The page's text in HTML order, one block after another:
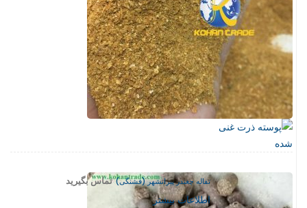
مختلفی
می
باشد.
گزینه
ها
ممکن
است
در
انتخاب
شوند
تفاله چغندر پیرانشهر (فشنگی) تماس بگیرید
اطلاعات بیشتر